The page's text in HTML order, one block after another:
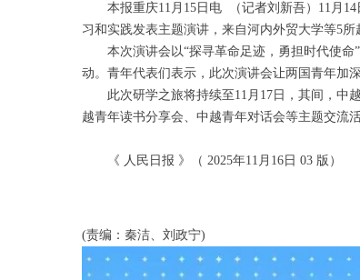
本报重庆11月15日电 （记者刘新吾）11月14
习和实践发表主题演讲，来自河内外贸大学等5
本次演讲会以“探寻革命足迹，勇担时代使命”
动。青年代表们表示，此次演讲会让两国青年加
此次研学之旅将持续至11月17日，其间，中
越青年读书分享会、中越青年对话会等主题交流活
《 人民日报 》（ 2025年11月16日 03 版）
(责编：秦洁、刘政宁)